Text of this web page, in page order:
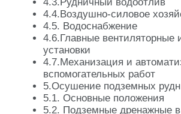
4.4.Воздушно-силовое
4.5. Водоснабжение
4.6.Главные вентиляторные
установки
4.7.Механизация и
вспомогательных работ
5.Осушение подземных
5.1. Основные положения
5.2. Подземные дренажные